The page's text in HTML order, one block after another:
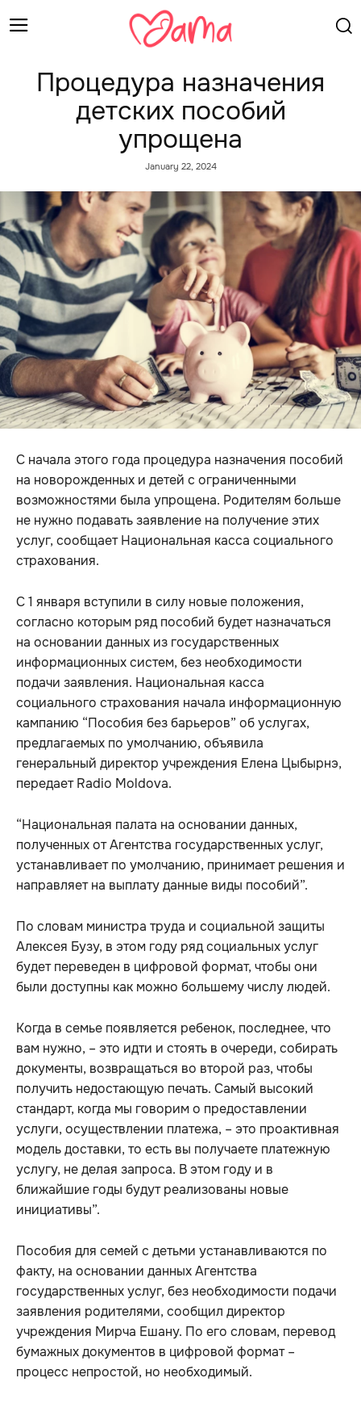
Процедура назначения
детских пособий
упрощена
January 22, 2024
С начала этого года процедура назначения пособий
на новорожденных и детей с ограниченными
возможностями была упрощена. Родителям больше
не нужно подавать заявление на получение этих
услуг, сообщает Национальная касса социального
страхования.
С 1 января вступили в силу новые положения,
согласно которым ряд пособий будет назначаться
на основании данных из государственных
информационных систем, без необходимости
подачи заявления. Национальная касса
социального страхования начала информационную
кампанию “Пособия без барьеров” об услугах,
предлагаемых по умолчанию, объявила
генеральный директор учреждения Елена Цыбырнэ,
передает Radio Moldova.
“Национальная палата на основании данных,
полученных от Агентства государственных услуг,
устанавливает по умолчанию, принимает решения и
направляет на выплату данные виды пособий”.
По словам министра труда и социальной защиты
Алексея Бузу, в этом году ряд социальных услуг
будет переведен в цифровой формат, чтобы они
были доступны как можно большему числу людей.
Когда в семье появляется ребенок, последнее, что
вам нужно, – это идти и стоять в очереди, собирать
документы, возвращаться во второй раз, чтобы
получить недостающую печать. Самый высокий
стандарт, когда мы говорим о предоставлении
услуги, осуществлении платежа, – это проактивная
модель доставки, то есть вы получаете платежную
услугу, не делая запроса. В этом году и в
ближайшие годы будут реализованы новые
инициативы”.
Пособия для семей с детьми устанавливаются по
факту, на основании данных Агентства
государственных услуг, без необходимости подачи
заявления родителями, сообщил директор
учреждения Мирча Ешану. По его словам, перевод
бумажных документов в цифровой формат –
процесс непростой, но необходимый.